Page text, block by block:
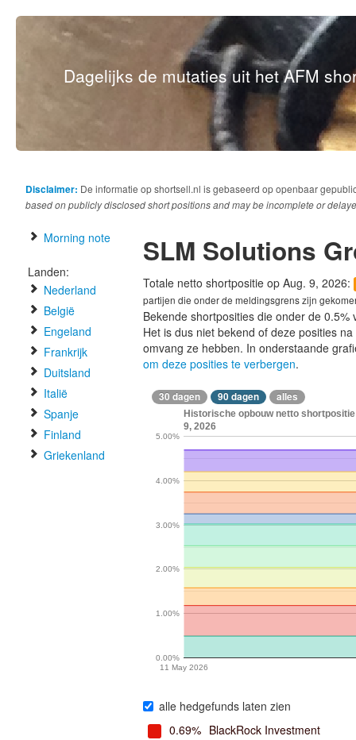
Dagelijks de mutaties uit het AFM
Disclaimer: De informatie op shortsell.nl is gebaseerd op openbaar
based on publicly disclosed short positions and may be incomplete or
Morning note
Landen:
Nederland
België
Engeland
Frankrijk
Duitsland
Italië
Spanje
Finland
Griekenland
SLM Solutions
Totale netto shortpositie op Aug. 9, 2026:
partijen die onder de meldingsgrens zijn
Bekende shortposities die onder de
Het is dus niet bekend of deze posities
omvang ze hebben. In onderstaande
om deze posities te verbergen.
30 dagen 90 dagen alles
Historische opbouw netto
9, 2026
11 May 2026
0.00%
1.00%
2.00%
3.00%
4.00%
5.00%
alle hedgefunds laten zien
0.69% BlackRock Investment